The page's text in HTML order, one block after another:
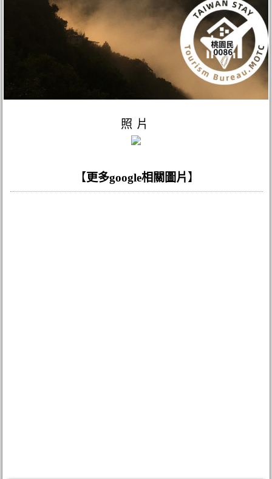
照片
【 更多google相關圖片 】